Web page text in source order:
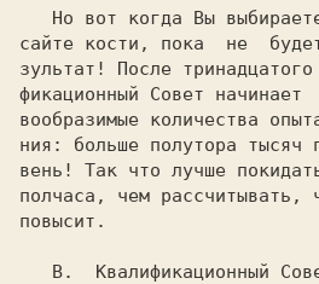
сайте кости, пока  не
зультат! После
фикационный Совет
вообразимые количества
ния: больше полутора тысяч
вень! Так что лучше
полчаса, чем
повысит.
   В.
Квалификационный